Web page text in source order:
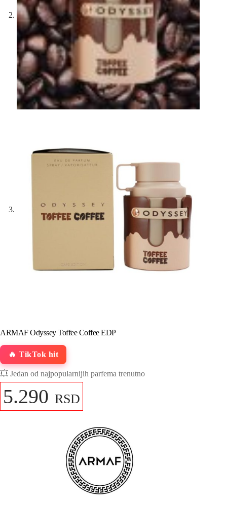
ARMAF Odyssey Toffee Coffee EDP
🔥 TikTok hit
💥 Jedan od najpopularnijih parfema trenutno
5.290 RSD